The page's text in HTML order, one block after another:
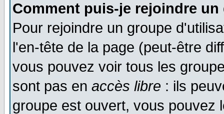
Comment puis-je rejoindre
Pour rejoindre un groupe
l'en-tête de la page (peut-être
vous pouvez voir tous les
sont pas en accès libre : ils
groupe est ouvert, vous pouvez